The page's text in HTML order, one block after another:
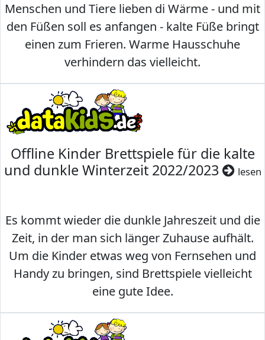
Menschen und Tiere lieben di Wärme - und mit
den Füßen soll es anfangen - kalte Füße bringt
einen zum Frieren. Warme Hausschuhe
verhindern das vielleicht.
Offline Kinder Brettspiele für die kalte
und dunkle Winterzeit 2022/2023
lesen
Es kommt wieder die dunkle Jahreszeit und die
Zeit, in der man sich länger Zuhause aufhält.
Um die Kinder etwas weg von Fernsehen und
Handy zu bringen, sind Brettspiele vielleicht
eine gute Idee.